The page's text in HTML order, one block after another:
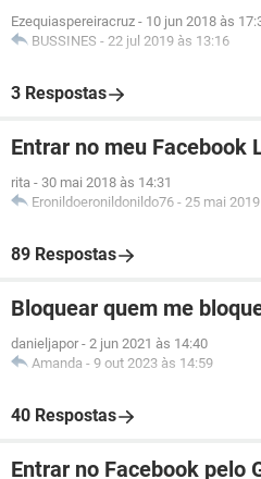
Ezequiaspereiracruz - 10 jun 2018 às
BUSSINES - 22 jul 2019 às 13:16
3 Respostas
Entrar no meu Facebook
rita - 30 mai 2018 às 14:31
Eronildoeronildonildo76 - 25 mai
89 Respostas
Bloquear quem me
danieljapor - 2 jun 2021 às 14:40
Amanda - 9 out 2023 às 14:59
40 Respostas
Entrar no Facebook pelo